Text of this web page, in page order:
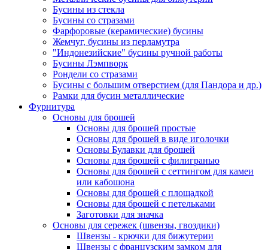
Бусины из стекла
Бусины со стразами
Фарфоровые (керамические) бусины
Жемчуг, бусины из перламутра
"Индонезийские" бусины ручной работы
Бусины Лэмпворк
Рондели со стразами
Бусины с большим отверстием (для Пандора и др.)
Рамки для бусин металлические
Фурнитура
Основы для брошей
Основы для брошей простые
Основы для брошей в виде иголочки
Основы Булавки для брошей
Основы для брошей с филигранью
Основы для брошей с сеттингом для камеи
или кабошона
Основы для брошей с площадкой
Основы для брошей с петельками
Заготовки для значка
Основы для сережек (швензы, гвоздики)
Швензы - крючки для бижутерии
Швензы с французским замком для